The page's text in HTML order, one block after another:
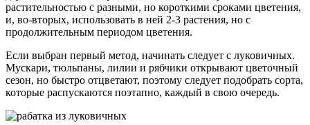
растительностью с разными, но короткими сроками цветения,
и, во-вторых, использовать в ней 2-3 растения, но с
продолжительным периодом цветения.
Если выбран первый метод, начинать следует с луковичных.
Мускари, тюльпаны, лилии и рябчики открывают цветочный
сезон, но быстро отцветают, поэтому следует подобрать сорта,
которые распускаются поэтапно, каждый в свою очередь.